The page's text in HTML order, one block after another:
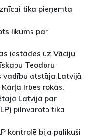
tika pieņemta
likums par
iestādes uz Vāciju
Teodoru
vadību atstāja Latvijā
Irbes rokās.
Latvijā par
pilnvaroto tika
kontrolē bija palikuši